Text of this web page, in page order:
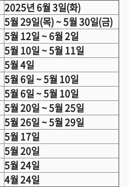
2025년 6월 3일(화)
5월 29일(목) ~ 5월 30일(금)
5월 12일 ~ 6월 2일
5월 10일 ~ 5월 11일
5월 4일
5월 6일 ~ 5월 10일
5월 6일 ~ 5월 10일
5월 20일 ~ 5월 25일
5월 26일 ~ 5월 29일
5월 17일
5월 20일
5월 24일
4월 24일